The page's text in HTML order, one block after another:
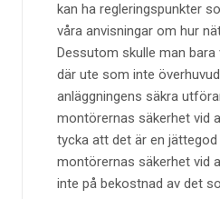
kan ha regleringspunkter
våra anvisningar om hur
Dessutom skulle man bara
där ute som inte
anläggningens säkra
montörernas säkerhet vid
tycka att det är en
montörernas säkerhet vid
inte på bekostnad av det